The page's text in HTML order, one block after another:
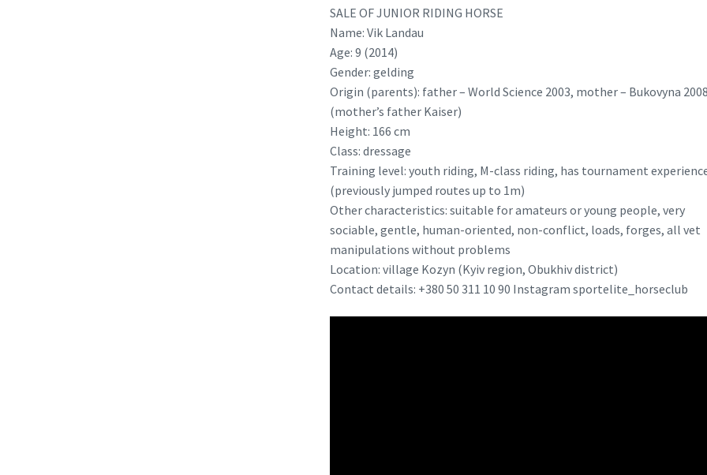
SALE OF JUNIOR RIDING HORSE
Name: Vik Landau
Age: 9 (2014)
Gender: gelding
Origin (parents): father – World Science 2003, mother – Bukovyna
(mother’s father Kaiser)
Height: 166 cm
Class: dressage
Training level: youth riding, M-class riding, has tournament
(previously jumped routes up to 1m)
Other characteristics: suitable for amateurs or young people, very
sociable, gentle, human-oriented, non-conflict, loads, forges, all vet
manipulations without problems
Location: village Kozyn (Kyiv region, Obukhiv district)
Contact details: +380 50 311 10 90 Instagram sportelite_horseclub